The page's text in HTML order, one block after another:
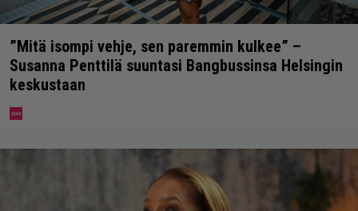
”Mitä isompi vehje, sen paremmin kulkee” –
Susanna Penttilä suuntasi Bangbussinsa Helsingin
keskustaan